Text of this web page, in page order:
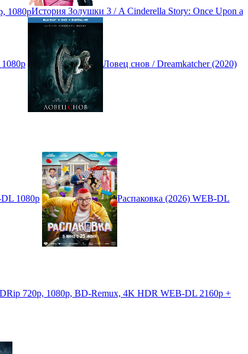
История Золушки 3 / A Cinderella Story: Once Upon a
Ловец снов / Dreamkatcher (2020)
1080p Распаковка (2026) WEB-DL
720p, 1080p, BD-Remux, 4K HDR WEB-DL 2160p +